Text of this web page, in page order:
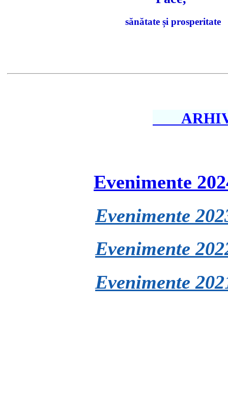
sănătate și prosperitate
Evenimente
Evenimente
Evenimente
Evenimente